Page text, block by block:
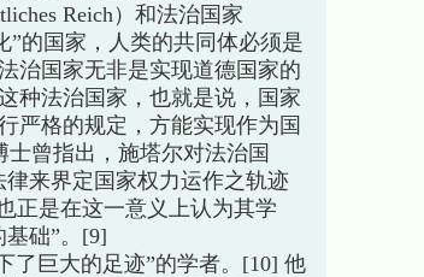
Reich）和法治国家
”的国家，人类的共同体必须是
治国家无非是实现道德国家的
种法治国家，也就是说，国家
严格的规定，方能实现作为国
曾指出，施塔尔对法治国
来界定国家权力运作之轨迹
正是在这一意义上认为其学
础”。[9]
巨大的足迹”的学者。[10] 他